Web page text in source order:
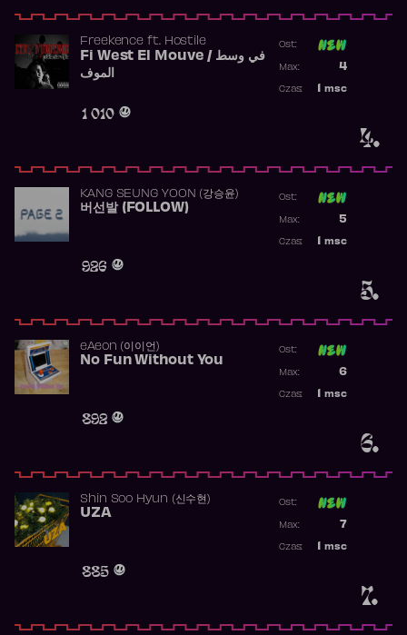
4.
Freekence ft. Hostile
Fi West El Mouve / في وسط
الموف
1 010
Ost:
4
Max:
msc
Czas:
5.
KANG SEUNG YOON (강승윤)
버선발 (FOLLOW)
926
Ost:
5
Max:
msc
Czas:
6.
​eAeon (이이언)
No Fun Without You
892
Ost:
6
Max:
msc
Czas:
7.
Shin Soo Hyun (신수현)
UZA
885
Ost:
7
Max:
msc
Czas: